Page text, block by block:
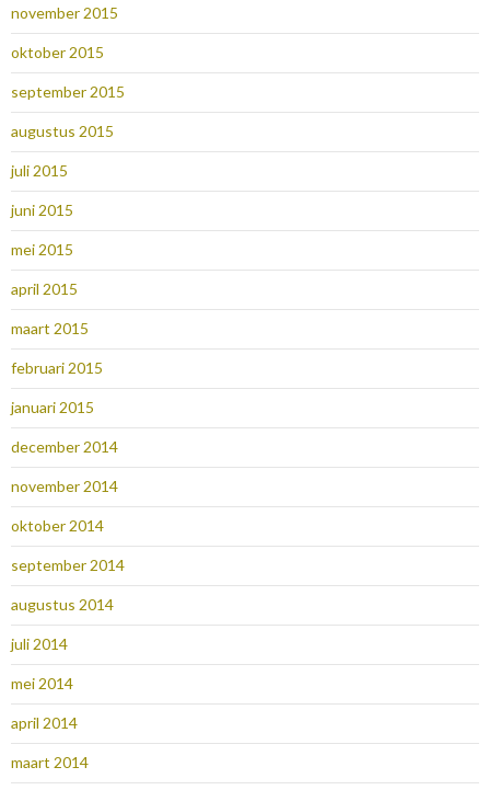
november 2015
oktober 2015
september 2015
augustus 2015
juli 2015
juni 2015
mei 2015
april 2015
maart 2015
februari 2015
januari 2015
december 2014
november 2014
oktober 2014
september 2014
augustus 2014
juli 2014
mei 2014
april 2014
maart 2014